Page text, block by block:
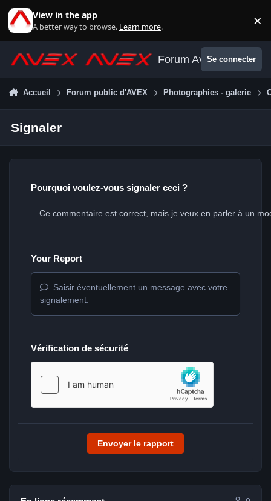
View in the app
A better way to browse. Learn more. ×
Forum AvexSe connecter
Accueil Forum public d'AVEX Photographies - galerie
Signaler
Pourquoi voulez-vous signaler ceci ?
Your Report
Saisir éventuellement un message avec votre
signalement.
Vérification de sécurité
Envoyer le rapport